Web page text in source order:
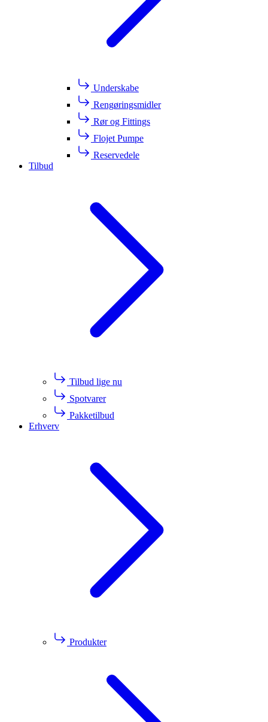
Underskabe
Rengøringsmidler
Rør og Fittings
Flojet Pumpe
Reservedele
Tilbud
Tilbud lige nu
Spotvarer
Pakketilbud
Erhverv
Produkter